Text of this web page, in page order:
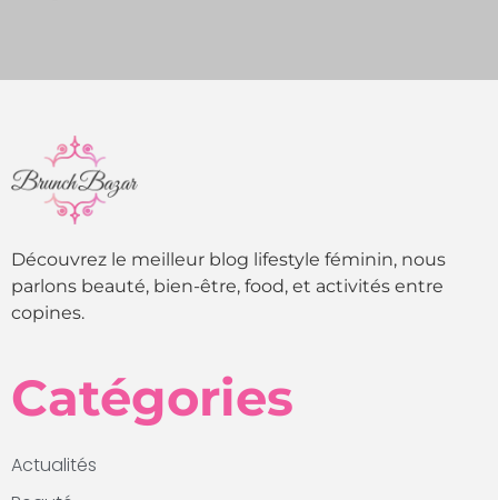
Découvrez le meilleur blog lifestyle féminin, nous
parlons beauté, bien-être, food, et activités entre
copines.
Catégories
Actualités